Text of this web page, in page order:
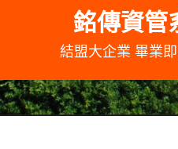
銘傳資管
結盟大企業 畢業